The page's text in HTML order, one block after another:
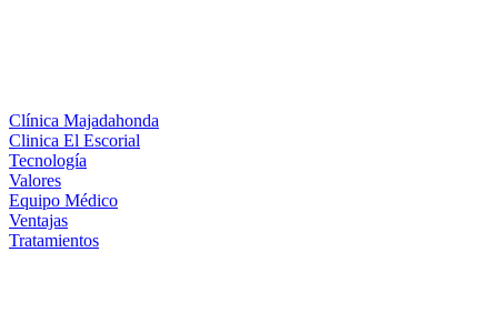
Clínica Majadahonda
Clinica El Escorial
Tecnología
Valores
Equipo Médico
Ventajas
Tratamientos